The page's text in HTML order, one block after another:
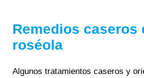
Remedios caseros
roséola
Algunos tratamientos caseros y